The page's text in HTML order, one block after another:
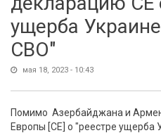
ущерба
СВО"
мая 18, 2023 - 10:43
Помимо Азербайджана и
Европы [СЕ] о "реестре ущерба